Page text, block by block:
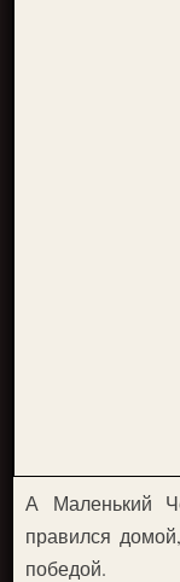
А Маленький
правился
победой.